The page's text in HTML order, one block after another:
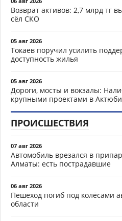
Возврат активов: 2,7 млрд тг
сёл СКО
05 авг 2026
Токаев поручил усилить
доступность жилья
05 авг 2026
Дороги, мосты и вокзалы:
крупными проектами в
ПРОИСШЕСТВИЯ
07 авг 2026
Автомобиль врезался в
Алматы: есть пострадавшие
06 авг 2026
Пешеход погиб под колёсами
области